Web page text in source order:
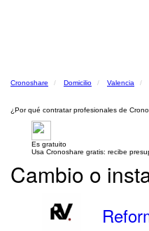
Cronoshare Domicilio Valencia
¿Por qué contratar profesionales de
Es gratuito
Usa Cronoshare gratis: recibe
Cambio o